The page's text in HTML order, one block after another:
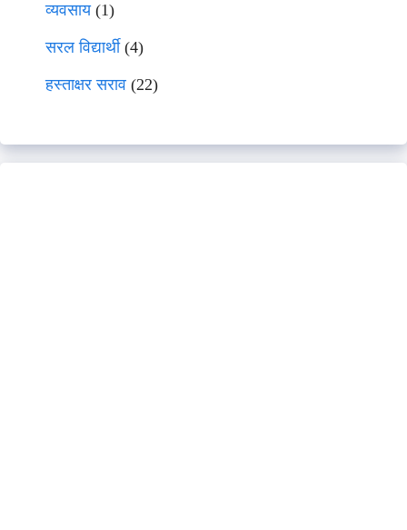
व्यवसाय(1)
सरल विद्यार्थी(4)
हस्ताक्षर सराव (22)